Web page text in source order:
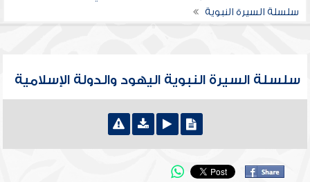
سلسلة السيرة النبوية
سلسلة السيرة النبوية اليهود والدولة الإسلامية